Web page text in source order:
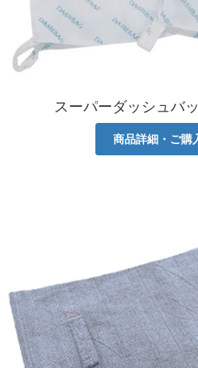
スーパーダッシュバ
商品詳細・ご購